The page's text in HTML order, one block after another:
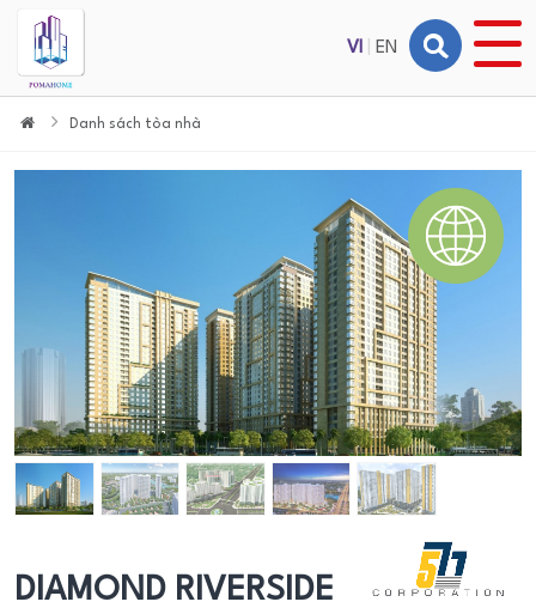
VI| EN
Danh sách tòa nhà
DIAMOND RIVERSIDE